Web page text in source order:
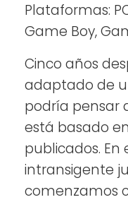
Plataformas:
Game Boy,
Cinco años
adaptado de
podría pensar
está basado
publicados.
intransigente
comenzamos